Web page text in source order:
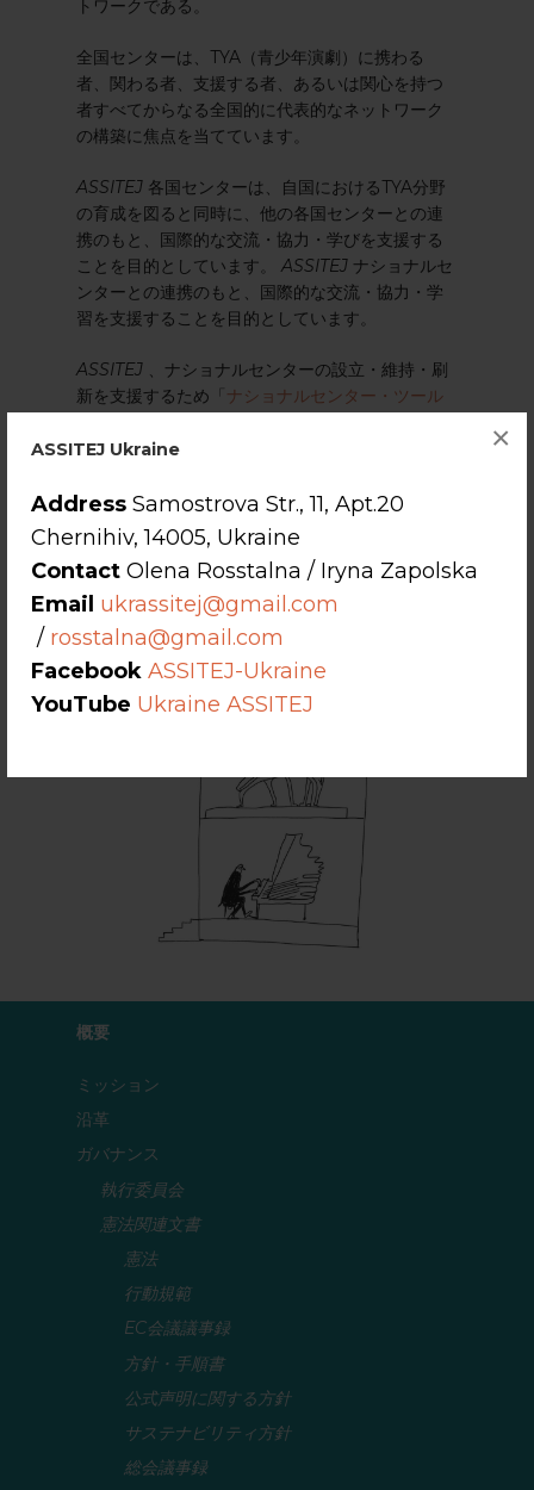
ASSITEJ Ukraine
Address Samostrova Str., 11, Apt.20
Chernihiv, 14005, Ukraine
Contact Olena Rosstalna / Iryna Zapolska
Email ukrassitej@gmail.com
/ rosstalna@gmail.com
Facebook ASSITEJ-Ukraine
YouTube Ukraine ASSITEJ
×
トワークである。
全国センターは、TYA（青少年演劇）に携わる
者、関わる者、支援する者、あるいは関心を持つ
者すべてからなる全国的に代表的なネットワーク
の構築に焦点を当てています。
ASSITEJ 各国センターは、自国におけるTYA分野
の育成を図ると同時に、他の各国センターとの連
携のもと、国際的な交流・協力・学びを支援する
ことを目的としています。ASSITEJ ナショナルセ
ンターとの連携のもと、国際的な交流・協力・学
習を支援することを目的としています。
ASSITEJ 、ナショナルセンターの設立・維持・刷
新を支援するため「 ナショナルセンター・ツール
運営指針となるよう設計されています。
に、既存センターが運営を見直し、新たな発想を
得る手段となることを目的としています。
概要
ミッション
沿革
ガバナンス
執行委員会
憲法関連文書
憲法
行動規範
EC会議議事録
方針・手順書
公式声明に関する方針
サステナビリティ方針
総会議事録